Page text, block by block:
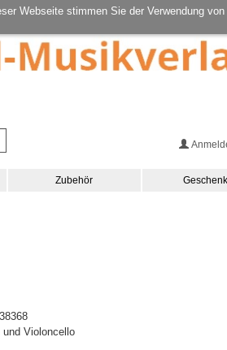
Webseite stimmen Sie der Verwendung
Zubehör
und Violoncello